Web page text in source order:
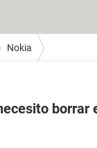
Nokia
borrar